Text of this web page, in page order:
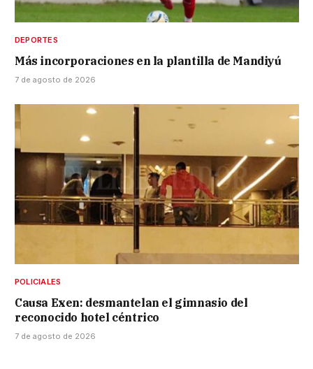
DEPORTES
Más incorporaciones en la plantilla de Mandiyú
7 de agosto de 2026
POLICIALES
Causa Exen: desmantelan el gimnasio del
reconocido hotel céntrico
7 de agosto de 2026